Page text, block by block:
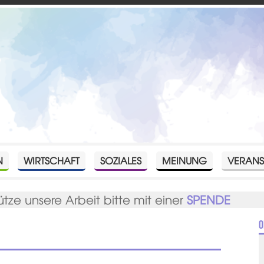
WIRTSCHAFT SOZIALES MEINUNG
unsere Arbeit bitte mit einerSPENDE